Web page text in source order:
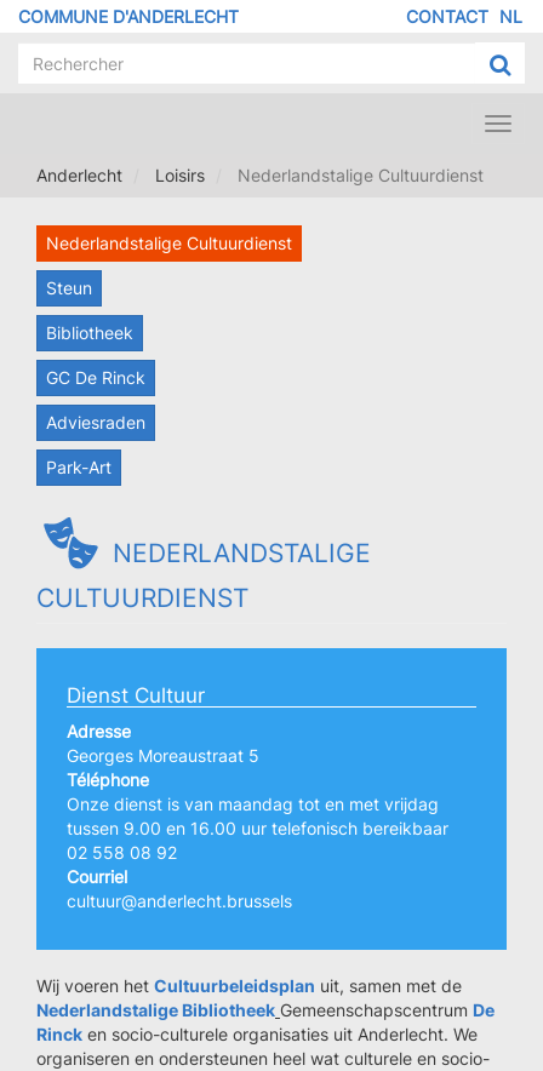
Aller
contenu
COMMUNE D'ANDERLECHT NL
DE
CONTACT
Anderlecht
Loisirs Nederlandstalige Cultuurdienst
Nederlandstalige Cultuurdienst
Steun
Bibliotheek
GC De Rinck
Adviesraden
Park-Art
NEDERLANDSTALIGE
CULTUURDIENST
Dienst Cultuur
Adresse
Georges Moreaustraat 5
Téléphone
Onze dienst is van maandag tot en met vrijdag
tussen 9.00 en 16.00 uur telefonisch bereikbaar
02 558 08 92
Courriel
cultuur@anderlecht.brussels
Wij voeren het Cultuurbeleidsplan uit, samen met de
Nederlandstalige Bibliotheek Gemeenschapscentrum De
Rinck en socio-culturele organisaties uit Anderlecht. We
organiseren en ondersteunen heel wat culturele en socio-